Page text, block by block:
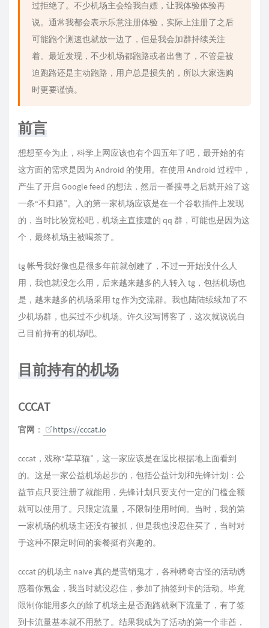
过拒绝了。不少机场主会给我白嫖，让我体验体验再
说。通常我都会表示乐意注册体验，实际上注册了之后
可能跑个测速也就放一边了，但是我会加群持续关注
着。最近发现，不少机场都跑路或者出售了，不管是被
迫跑路还是主动跑路，用户总是损失的，所以大家选购
时更要谨慎。
前言
想想至今为止，科学上网应该也有个四五年了吧，最开始的有
这方面的需求是因为 Android 的使用。在使用 Android 过程中，
产生了开启 Google feed 的想法，然后一番搜寻之后就开始了这
一条“不归路”。入的第一家机场应该是在一个谷歌插件上发现
的，当时比较宽松吧，机场主直接建的 qq 群，可能也是因为这
个，最终机场主被喝茶了。
tg 帐号我好像也是很多年前就创建了，不过一开始没什么人
用，我也就没怎么用，后来越来越多的人转入 tg，包括机场也
是，越来越多的机场采用 tg 作为交流群。我也陆陆续续加了不
少机场群，也买过不少机场。许久没写博客了，这次就说说自
己目前持有的机场吧。
目前持有的机场
CCCAT
官网 ： https://cccat.io
cccat，戏称“草草猫”，这一家应该是在逗比根据地上面看到
的。这是一家公益机场起步的，包括公益计划和先锋计划：公
益节点只要注册了就能用，先锋计划只要支付一定的门槛金额
就可以使用了。只限定流量，不限制使用时间。当时，我的第
一家机场的机场主还没有被抓，但是我也没忍住买了，当时对
于这种不限定时间的套餐挺有兴趣的。
cccat 的机场主 naive 真的是营销鬼才，各种稀奇古怪的活动诱
惑着你氪金，我当时就没忍住，参加了抽签到卡的活动。毕竟
限制你能用多久的除了机场主是否跑路就剩下流量了，有了签
到卡流量基本就不用愁了。结果我成为了活动的第一个非酋，